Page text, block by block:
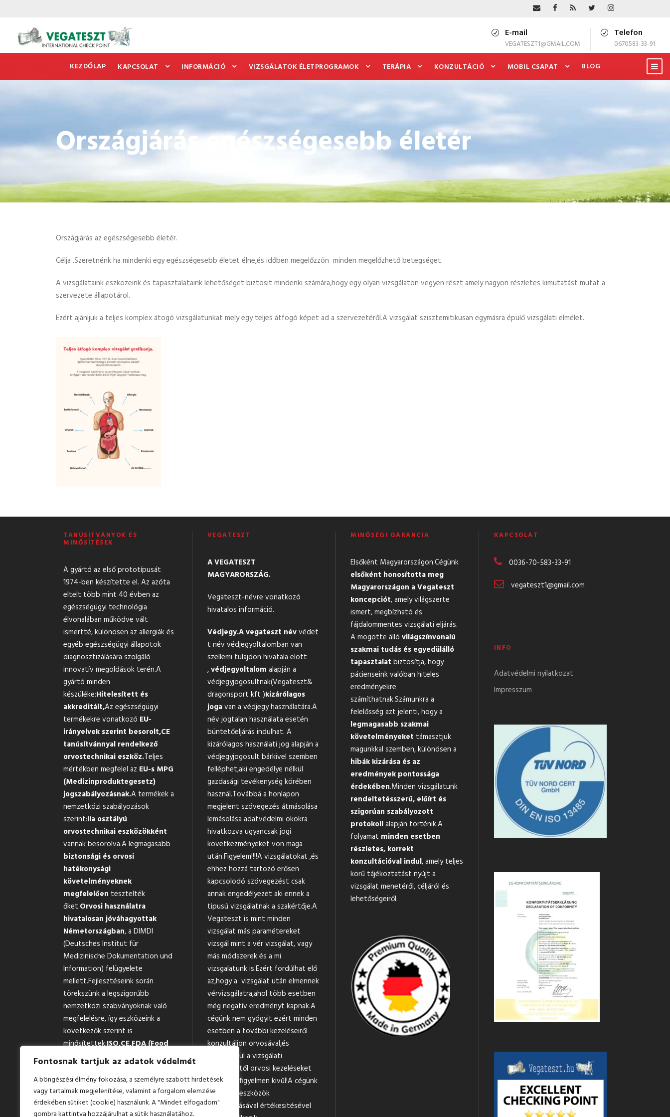
Fontosnak tartjuk az adatok védelmét
A böngészési élmény fokozása, a személyre szabott hirdetések
vagy tartalmak megjelenítése, valamint a forgalom elemzése
érdekében sütiket (cookie) használunk. A "Mindet elfogadom"
gombra kattintva hozzájárulhat a sütik használatához.
E-mail
VEGATESZT1@GMAIL.COM
Telefon
0670583-33-91
KEZDŐLAP KAPCSOLAT INFORMÁCIÓ VIZSGÁLATOK ÉLETPROGRAMOK TERÁPIA KONZULTÁCIÓ MOBIL CSAPAT BLOG
Országjárás egészségesebb életér
Országjárás az egészségesebb életér.
Célja .Szeretnénk ha mindenki egy egészségesebb életet élne,és időben megelőzzön minden megelőzhető betegséget.
A vizsgálataink eszközeink és tapasztalataink lehetőséget biztosit mindenki számára,hogy egy olyan vizsgálaton vegyen részt amely nagyon részletes kimutatást mutat a
szervezete állapotárol.
Ezért ajánljuk a teljes komplex átogó vizsgálatunkat mely egy teljes átfogó képet ad a szervezetéről.A vizsgálat szisztemitikusan egymásra épülő vizsgálati elmélet.
TANÚSÍTVÁNYOK ÉS
MINŐSÍTÉSEK
A gyártó az első prototípusát
1974-ben készítette el. Az azóta
eltelt több mint 40 évben az
egészségügyi technológia
élvonalában működve vált
ismertté, különösen az allergiák és
egyéb egészségügyi állapotok
diagnosztizálására szolgáló
innovatív megoldások terén.A
gyártó minden
készüléke:Hitelesített és
akkreditált,Az egészségügyi
termékekre vonatkozó EU-
irányelvek szerint besorolt,CE
tanúsítvánnyal rendelkező
orvostechnikai eszköz.Teljes
mértékben megfelel az EU-s MPG
(Medizinproduktegesetz)
jogszabályozásnak.A termékek a
nemzetközi szabályozások
szerint:IIa osztályú
orvostechnikai eszközökként
vannak besorolva.A legmagasabb
biztonsági és orvosi
hatékonysági
követelményeknek
megfelelően tesztelték
őket.Orvosi használatra
hivatalosan jóváhagyottak
Németországban, a DIMDI
(Deutsches Institut für
Medizinische Dokumentation und
Information) felügyelete
mellett.Fejlesztéseink során
törekszünk a legszigorúbb
nemzetközi szabványoknak való
megfelelésre, így eszközeink a
következők szerint is
minősítettek:ISO,CE,FDA (Food
and Drug
Administration),
kompatibilitás(Medical Device
Single Audit Program).
VEGATESZT
A VEGATESZT
MAGYARORSZÁG.
Vegateszt-névre vonatkozó
hivatalos információ.
Védjegy.A vegateszt névvédet
t név védjegyoltalomban van
szellemi tulajdon hivatala elött
,védjegyoltalom alapján a
védjegyjogosultnak(Vegateszt&
dragonsport kft )kizárólagos
jogavan a védjegy használatára.A
név jogtalan használata esetén
büntetőeljárás indulhat. A
kizárólagos használati jog alapján a
védjegyjogosult bárkivel szemben
felléphet,aki engedélye nélkül
gazdasági tevékenység körében
használ.Továbbá a honlapon
megjelent szövegezés átmásolása
lemásolása adatvédelmi okokra
hivatkozva ugyancsak jogi
következményeket von maga
után.Figyelem!!!!A vizsgálatokat ,és
ehhez hozzá tartozó erősen
kapcsolodó szövegezést csak
annak engedélyezet aki ennek a
tipusú vizsgálatnak a szakértője.A
Vegateszt is mint minden
vizsgálat más paramétereket
vizsgál mint a vér vizsgálat, vagy
más módszerek és a mi
vizsgalatunk is.Ezért fordúlhat elő
az,hogy a vizsgálat után elmennek
vérvizsgálatra,ahol több esetben
még negatív eredményt kapnak.A
cégünk nem gyógyit ezért minden
esetben a további kezeléseiről
konzultáljon orvosával,és
függetlenül a vizsgálati
eredménytől orvosi kezeléseket
ne hagyja figyelmen kivűl!A cégünk
termékek,eszközök
forgalmazásával értékesitésével
MINŐSÉGI GARANCIA
Elsőként Magyarországon.Cégünk
elsőként honosította meg
Magyarországon a Vegateszt
koncepciót, amely világszerte
ismert, megbízható és
fájdalommentes vizsgálati eljárás.
A mögötte álló világszínvonalú
szakmai tudás és egyedülálló
tapasztalat biztosítja, hogy
pácienseink valóban hiteles
eredményekre
számíthatnak.Számunkra a
felelősség azt jelenti, hogy a
legmagasabb szakmai
követelményeket támasztjuk
magunkkal szemben, különösen a
hibák kizárása és az
eredmények pontossága
érdekében.Minden vizsgálatunk
rendeltetésszerű, előírt és
szigorúan szabályozott
protokollalapján történik.A
folyamat minden esetben
részletes, korrekt
konzultációval indul, amely teljes
körű tájékoztatást nyújt a
vizsgálat menetéről, céljáról és
lehetőségeiről.
KAPCSOLAT
0036-70-583-33-91
vegateszt1@gmail.com
INFO
Adatvédelmi nyilatkozat
Impresszum